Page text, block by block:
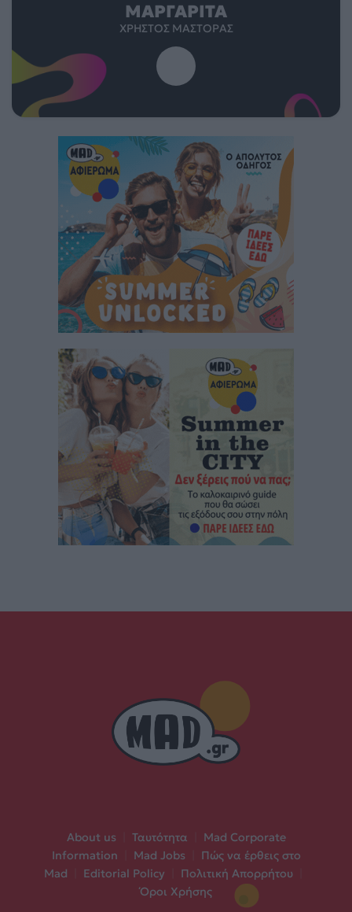
ΜΑΡΓΑΡΊΤΑ
ΧΡΉΣΤΟΣ ΜΆΣΤΟΡΑΣ
About us Ταυτότητα
Mad Corporate
Information
Mad Jobs
Πώς να έρθεις στο
Mad
Editorial Policy Πολιτική Απορρήτου
Όροι Χρήσης